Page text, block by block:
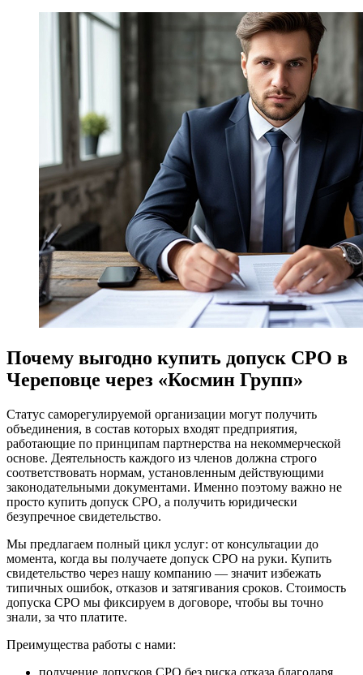
Почему выгодно купить допуск СРО в
Череповце через «Космин Групп»
Статус саморегулируемой организации могут получить
объединения, в состав которых входят предприятия,
работающие по принципам партнерства на некоммерческой
основе. Деятельность каждого из членов должна строго
соответствовать нормам, установленным действующими
законодательными документами. Именно поэтому важно не
просто купить допуск СРО, а получить юридически
безупречное свидетельство.
Мы предлагаем полный цикл услуг: от консультации до
момента, когда вы получаете допуск СРО на руки. Купить
свидетельство через нашу компанию — значит избежать
типичных ошибок, отказов и затягивания сроков. Стоимость
допуска СРО мы фиксируем в договоре, чтобы вы точно
знали, за что платите.
Преимущества работы с нами: